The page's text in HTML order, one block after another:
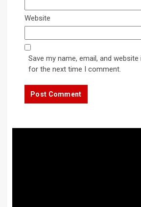
Website
Save my name, email, and
for the next time I comment.